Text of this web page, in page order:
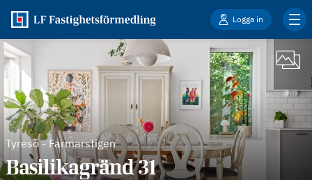
Logga in
Tyresö-Farmarstigen
Basilikagränd 31